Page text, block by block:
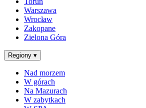
Warszawa
Wrocław
Zakopane
Zielona Góra
Regiony ▾
Nad morzem
W górach
Na Mazurach
W zabytkach